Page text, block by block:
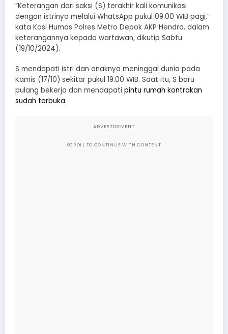
“Keterangan dari saksi (S) terakhir kali komunikasi
dengan istrinya melalui WhatsApp pukul 09.00 WIB pagi,”
kata Kasi Humas Polres Metro Depok AKP Hendra, dalam
keterangannya kepada wartawan, dikutip Sabtu
(19/10/2024).
S mendapati istri dan anaknya meninggal dunia pada
Kamis (17/10) sekitar pukul 19.00 WIB. Saat itu, S baru
pulang bekerja dan mendapati pintu rumah kontrakan
sudah terbuka.
ADVERTISEMENT
SCROLL TO CONTINUE WITH CONTENT